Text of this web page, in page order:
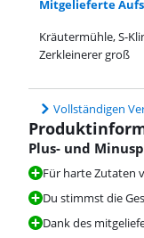
Mitgelieferte
Kräutermühle, S-
Zerkleinerer groß
Vollständigen
Plus- und
Für harte Zutaten
Du stimmst die
Dank des